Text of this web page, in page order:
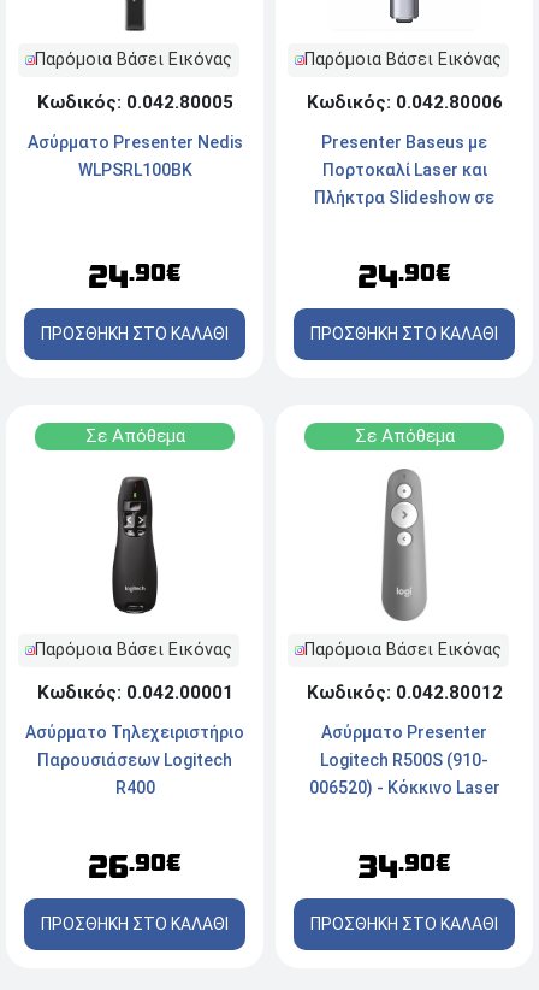
Παρόμοια Βάσει Εικόνας
Κωδικός: 0.042.80005
Ασύρματο Presenter Nedis
WLPSRL100BK
24.90€
ΠΡΟΣΘΗΚΗ ΣΤΟ ΚΑΛΑΘΙ
Παρόμοια Βάσει Εικόνας
Κωδικός: 0.042.80006
Presenter Baseus με
Πορτοκαλί Laser και
Πλήκτρα Slideshow σε
24.90€
ΠΡΟΣΘΗΚΗ ΣΤΟ ΚΑΛΑΘΙ
Σε Απόθεμα
Παρόμοια Βάσει Εικόνας
Κωδικός: 0.042.00001
Ασύρματο Τηλεχειριστήριο
Παρουσιάσεων Logitech
R400
26.90€
ΠΡΟΣΘΗΚΗ ΣΤΟ ΚΑΛΑΘΙ
Σε Απόθεμα
Παρόμοια Βάσει Εικόνας
Κωδικός: 0.042.80012
Ασύρματο Presenter
Logitech R500S (910-
006520) - Kόκκινο Laser
34.90€
ΠΡΟΣΘΗΚΗ ΣΤΟ ΚΑΛΑΘΙ